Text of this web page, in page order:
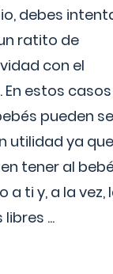
debes
ratito de
con el
En estos
pueden
utilidad ya
tener al
a ti y, a la vez,
libres ...